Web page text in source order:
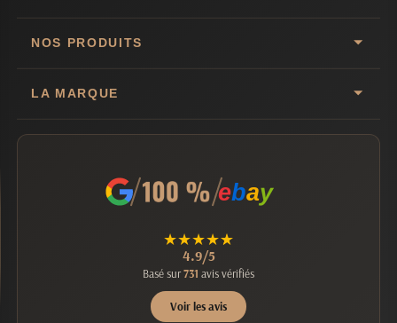
NOS PRODUITS
LA MARQUE
ebay
★★★★★
4.9/5
Basé sur731 avis vérifiés
Voir les avis